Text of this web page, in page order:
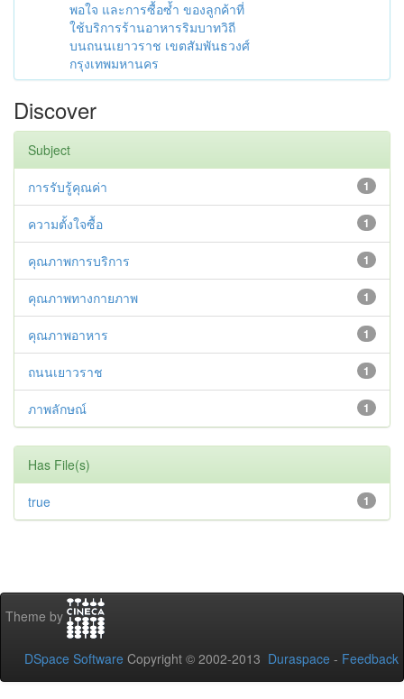
พอใจ และการซื้อซ้ำ ของลูกค้าที่
ใช้บริการร้านอาหารริมบาทวิถี
บนถนนเยาวราช เขตสัมพันธวงศ์
กรุงเทพมหานคร
Discover
Subject
1
การรับรู้คุณค่า
1
ความตั้งใจซื้อ
1
คุณภาพการบริการ
1
คุณภาพทางกายภาพ
1
คุณภาพอาหาร
1
ถนนเยาวราช
1
ภาพลักษณ์
Has File(s)
1
true
Theme by
DSpace Software Copyright © 2002-2013 Duraspace - Feedback